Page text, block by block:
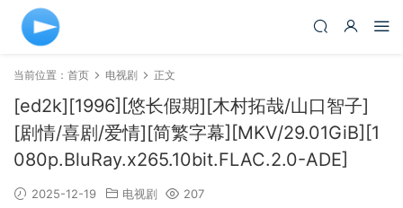
当前位置： 首页 电视剧 正文
[ed2k][1996][悠长假期][木村拓哉/山口智子]
[剧情/喜剧/爱情][简繁字幕][MKV/29.01GiB][1
080p.BluRay.x265.10bit.FLAC.2.0-ADE]
2025-12-19 电视剧 207